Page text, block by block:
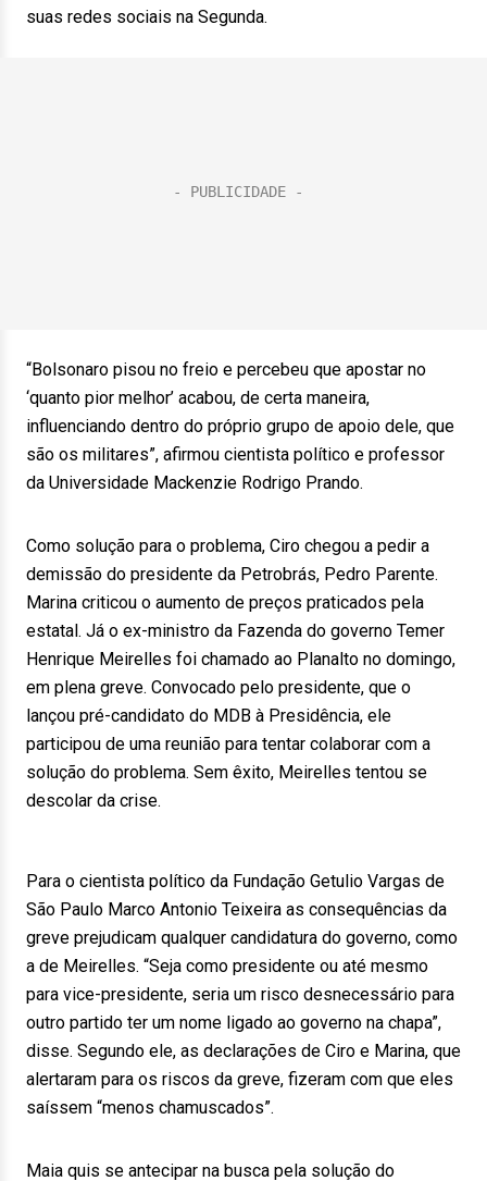
suas redes sociais na Segunda.
“Bolsonaro pisou no freio e percebeu que apostar no
‘quanto pior melhor’ acabou, de certa maneira,
influenciando dentro do próprio grupo de apoio dele, que
são os militares”, afirmou cientista político e professor
da Universidade Mackenzie Rodrigo Prando.
Como solução para o problema, Ciro chegou a pedir a
demissão do presidente da Petrobrás, Pedro Parente.
Marina criticou o aumento de preços praticados pela
estatal. Já o ex-ministro da Fazenda do governo Temer
Henrique Meirelles foi chamado ao Planalto no domingo,
em plena greve. Convocado pelo presidente, que o
lançou pré-candidato do MDB à Presidência, ele
participou de uma reunião para tentar colaborar com a
solução do problema. Sem êxito, Meirelles tentou se
descolar da crise.
Para o cientista político da Fundação Getulio Vargas de
São Paulo Marco Antonio Teixeira as consequências da
greve prejudicam qualquer candidatura do governo, como
a de Meirelles. “Seja como presidente ou até mesmo
para vice-presidente, seria um risco desnecessário para
outro partido ter um nome ligado ao governo na chapa”,
disse. Segundo ele, as declarações de Ciro e Marina, que
alertaram para os riscos da greve, fizeram com que eles
saíssem “menos chamuscados”.
Maia quis se antecipar na busca pela solução do